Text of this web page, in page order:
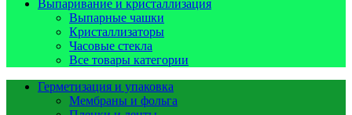
Выпаривание и кристаллизация
Выпарные чашки
Кристаллизаторы
Часовые стекла
Все товары категории
Герметизация и упаковка
Мембраны и фольга